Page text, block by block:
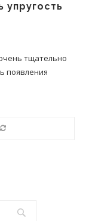
упругость
тщательно
появления